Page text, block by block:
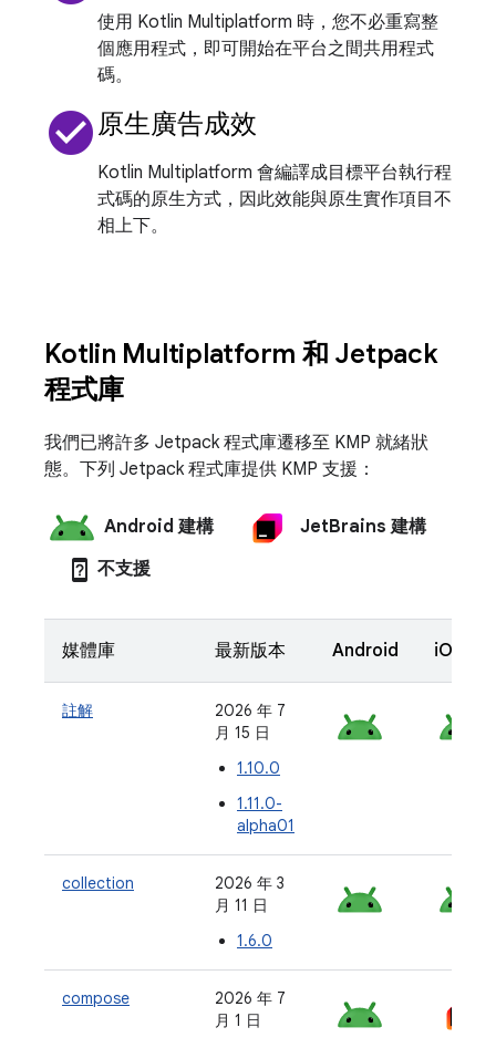
使用 Kotlin Multiplatform 時，您不必重寫整
個應用程式，即可開始在平台之間共用程式
碼。
check_circle 原生廣告成效
Kotlin Multiplatform 會編譯成目標平台執行程
式碼的原生方式，因此效能與原生實作項目不
相上下。
Kotlin Multiplatform 和 Jetpack
程式庫
我們已將許多 Jetpack 程式庫遷移至 KMP 就緒狀
態。下列 Jetpack 程式庫提供 KMP 支援：
Android 建構 JetBrains 建構
device_unknown 不支援
媒體庫 最新版本 Android iOS
註解
2026 年 7
月 15 日
1.10.0
1.11.0-
alpha01
collection
2026 年 3
月 11 日
1.6.0
compose
2026 年 7
月 1 日